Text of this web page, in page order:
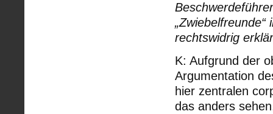
rechtswidrig
K: Aufgrund der
Argumentation
hier zentralen
das anders